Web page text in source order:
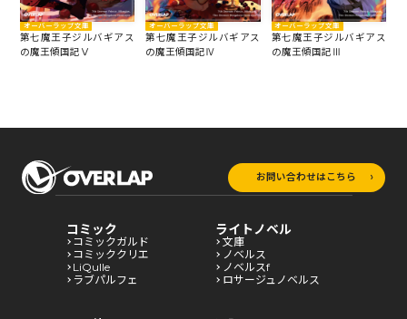
オーバーラップ文庫
第七魔王子ジルバギアス
の魔王傾国記Ⅴ
オーバーラップ文庫
第七魔王子ジルバギアス
の魔王傾国記Ⅳ
オーバーラップ文庫
第七魔王子ジルバギアス
の魔王傾国記Ⅲ
お問い合わせはこちら
コミック
コミックガルド
コミッククリエ
LiQulle
ラブパルフェ
ライトノベル
文庫
ノベルス
ノベルスf
ロサージュノベルス